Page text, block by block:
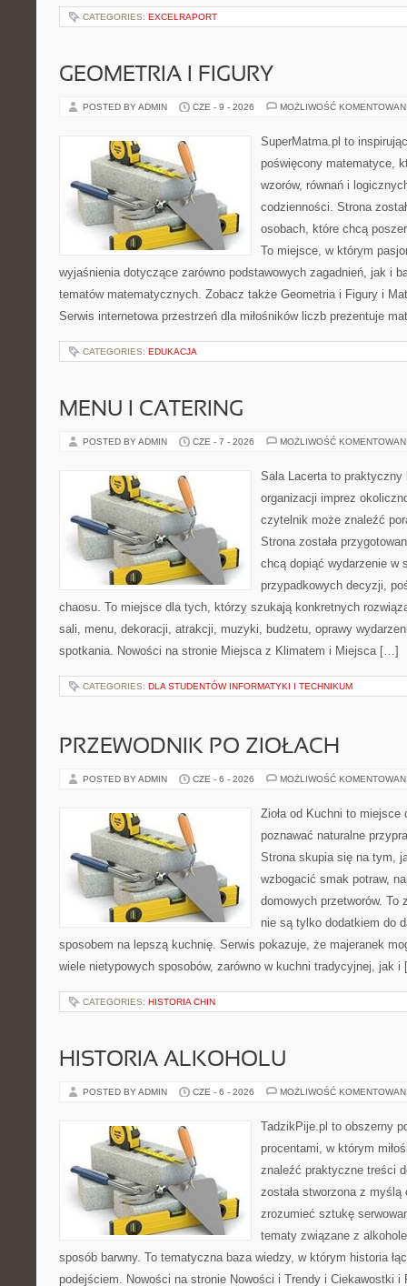
CATEGORIES: EXCELRAPORT
GEOMETRIA I FIGURY
POSTED BY ADMIN CZE - 9 - 2026 MOŻLIWOŚĆ
SuperMatma.pl to
poświęcony matematyce,
wzorów, równań i
codzienności. Strona
osobach, które chcą
To miejsce, w którym
wyjaśnienia dotyczące zarówno podstawowych zagadnień, jak i
tematów matematycznych. Zobacz także Geometria i Figury i
Serwis internetowa przestrzeń dla miłośników liczb prezentuje
CATEGORIES: EDUKACJA
MENU I CATERING
POSTED BY ADMIN CZE - 7 - 2026 MOŻLIWOŚĆ
Sala Lacerta to praktyczny
organizacji imprez
czytelnik może znaleźć
Strona została
chcą dopiąć wydarzenie w
przypadkowych decyzji,
chaosu. To miejsce dla tych, którzy szukają konkretnych
sali, menu, dekoracji, atrakcji, muzyki, budżetu, oprawy
spotkania. Nowości na stronie Miejsca z Klimatem i Miejsca […]
CATEGORIES: DLA STUDENTÓW INFORMATYKI I TECHNIKUM
PRZEWODNIK PO ZIOŁACH
POSTED BY ADMIN CZE - 6 - 2026 MOŻLIWOŚĆ
Zioła od Kuchni to
poznawać naturalne
Strona skupia się na tym,
wzbogacić smak potraw,
domowych przetworów. To
nie są tylko dodatkiem do
sposobem na lepszą kuchnię. Serwis pokazuje, że majeranek
wiele nietypowych sposobów, zarówno w kuchni tradycyjnej, jak
CATEGORIES: HISTORIA CHIN
HISTORIA ALKOHOLU
POSTED BY ADMIN CZE - 6 - 2026 MOŻLIWOŚĆ
TadzikPije.pl to obszerny
procentami, w którym
znaleźć praktyczne treści
została stworzona z
zrozumieć sztukę
tematy związane z
sposób barwny. To tematyczna baza wiedzy, w którym historia
podejściem. Nowości na stronie Nowości i Trendy i Ciekawostki i